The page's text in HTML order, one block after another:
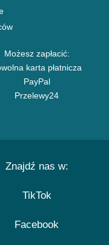
Możesz zapłacić:
karta płatnicza
PayPal
Przelewy24
Znajdź nas w:
TikTok
Facebook